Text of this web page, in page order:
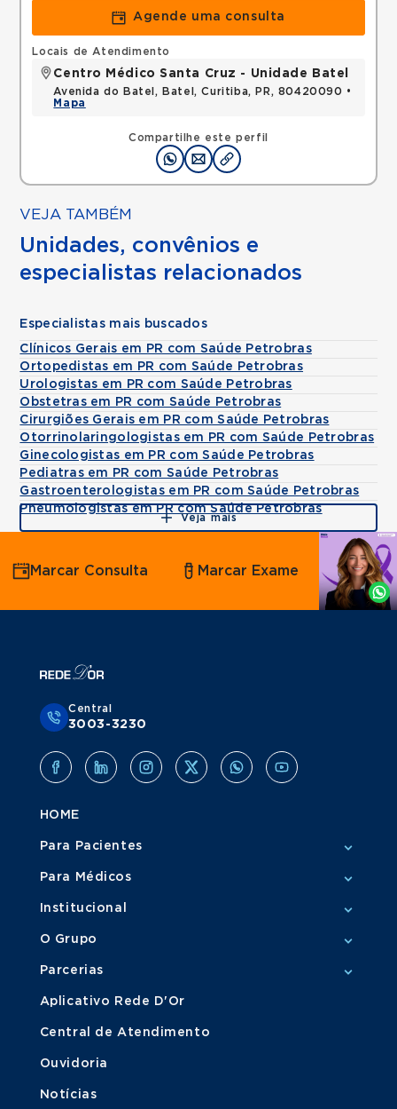
Agende uma consulta
Compartilhe este perfil
Locais de Atendimento
Centro Médico Santa Cruz - Unidade Batel
Avenida do Batel, Batel, Curitiba, PR, 80420090 •
Mapa
VEJA TAMBÉM
Unidades, convênios e
especialistas relacionados
Especialistas mais buscados
Clínicos Gerais em PR com Saúde Petrobras
Ortopedistas em PR com Saúde Petrobras
Urologistas em PR com Saúde Petrobras
Obstetras em PR com Saúde Petrobras
Cirurgiões Gerais em PR com Saúde Petrobras
Otorrinolaringologistas em PR com Saúde Petrobras
Ginecologistas em PR com Saúde Petrobras
Pediatras em PR com Saúde Petrobras
Gastroenterologistas em PR com Saúde Petrobras
Pneumologistas em PR com Saúde Petrobras
Veja mais
Agende
por
Whatsapp
Marcar Consulta Marcar Exame
Central
3003-3230
HOME
Para Pacientes
Para Médicos
Institucional
O Grupo
Parcerias
Aplicativo Rede D'Or
Central de Atendimento
Ouvidoria
Notícias